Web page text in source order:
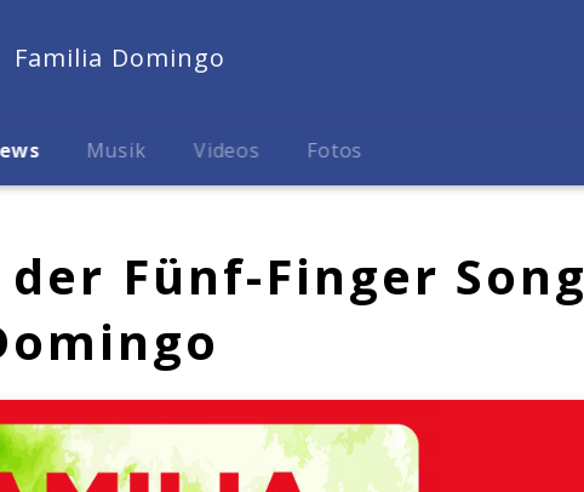
Familia Domingo
Musik Videos Fotos
Fünf-Finger Song